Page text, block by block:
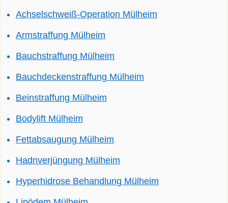
Achselschweiß-Operation Mülheim
Armstraffung Mülheim
Bauchstraffung Mülheim
Bauchdeckenstraffung Mülheim
Beinstraffung Mülheim
Bodylift Mülheim
Fettabsaugung Mülheim
Hadnverjüngung Mülheim
Hyperhidrose Behandlung Mülheim